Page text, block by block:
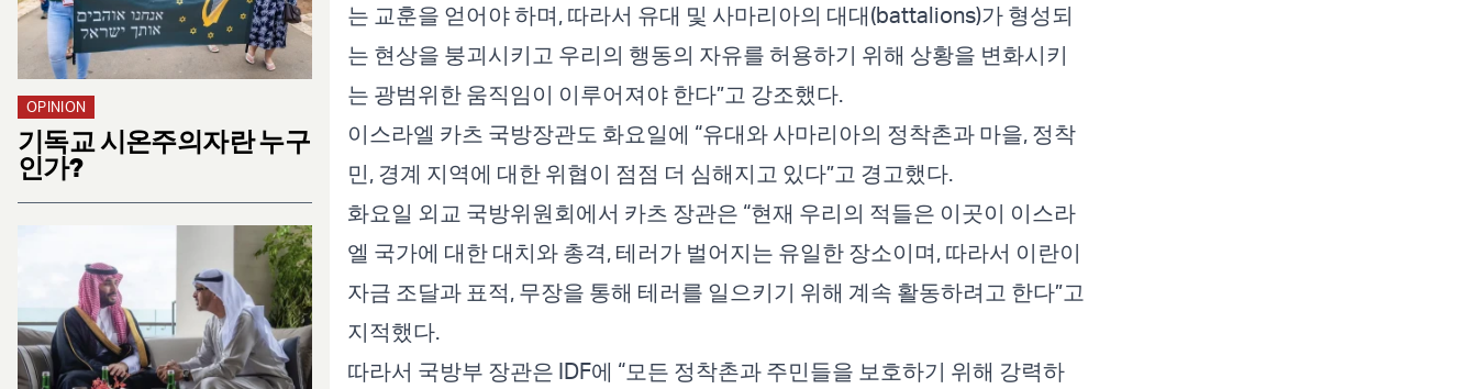
OPINION
기독교 시온주의자란 누구
인가?
는 교훈을 얻어야 하며, 따라서 유대 및 사마리아의 대대(battalions)가 형성되
는 현상을 붕괴시키고 우리의 행동의 자유를 허용하기 위해 상황을 변화시키
는 광범위한 움직임이 이루어져야 한다”고 강조했다.
이스라엘 카츠 국방장관도 화요일에 “유대와 사마리아의 정착촌과 마을, 정착
민, 경계 지역에 대한 위협이 점점 더 심해지고 있다”고 경고했다.
화요일 외교 국방위원회에서 카츠 장관은 “현재 우리의 적들은 이곳이 이스라
엘 국가에 대한 대치와 총격, 테러가 벌어지는 유일한 장소이며, 따라서 이란이
자금 조달과 표적, 무장을 통해 테러를 일으키기 위해 계속 활동하려고 한다”고
지적했다.
따라서 국방부 장관은 IDF에 “모든 정착촌과 주민들을 보호하기 위해 강력하